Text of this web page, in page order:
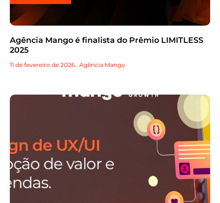
Agência Mango é finalista do Prêmio LIMITLESS
2025
11 de fevereiro de 2026 . Agência Mango